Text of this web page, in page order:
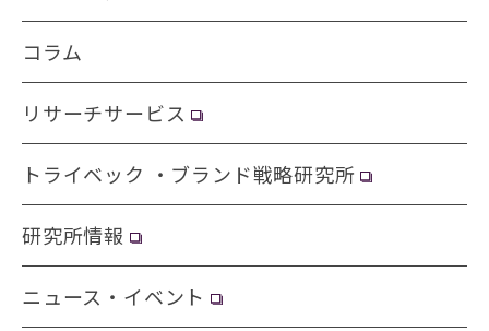
コラム
リサーチサービス
トライベック ・ブランド戦略研究所
研究所情報
ニュース・イベント